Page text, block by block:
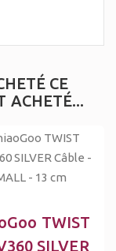
CE
ACHETÉ...
TWIST
SILVER